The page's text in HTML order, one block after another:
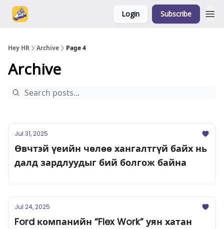
Login Subscribe
Hey HR Archive Page 4
Archive
Jul 31, 2025
Өвчтэй үеийн чөлөө хангалтгүй байх нь
далд зардлуудыг бий болгож байна
Jul 24, 2025
Ford компанийн “Flex Work” уян хатан